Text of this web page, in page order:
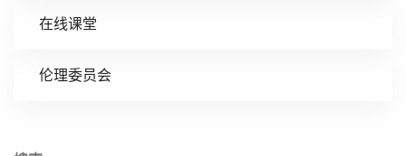
在线课堂
伦理委员会